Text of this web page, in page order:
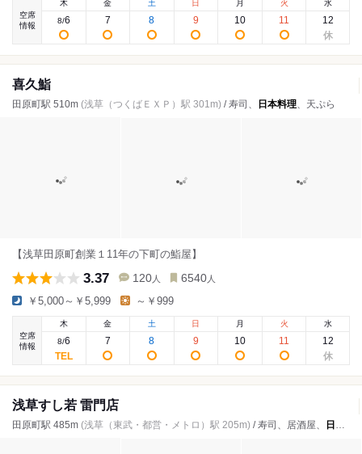
空席
情報
木
8/6
金
7
土
8
日
9
月
10
火
11
水
12
喜久鮨
田原町駅 510m (浅草（つくばＥＸＰ）駅 301m) / 寿司、 日本料理、天ぷら
【浅草田原町創業１11年の下町の鮨屋】
3.37 120 人 6540 人
￥5,000～￥5,999 ～￥999
空席
情報
木
8/6
金
7
土
8
日
9
月
10
火
11
水
12
浅草すし若 雷門店
田原町駅 485m (浅草（東武・都営・メトロ）駅 205m) / 寿司、居酒屋、 日本料理